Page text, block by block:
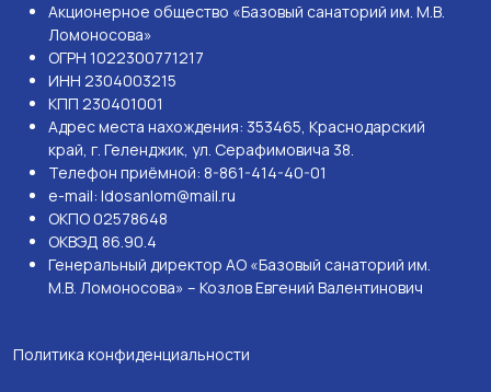
Акционерное общество «Базовый санаторий им. М.В.
Ломоносова»
ОГРН 1022300771217
ИНН 2304003215
КПП 230401001
Адрес места нахождения: 353465, Краснодарский
край, г. Геленджик, ул. Серафимовича 38.
Телефон приёмной: 8-861-414-40-01
e-mail: ldosanlom@mail.ru
ОКПО 02578648
ОКВЭД 86.90.4
Генеральный директор АО «Базовый санаторий им.
М.В. Ломоносова» – Козлов Евгений Валентинович
Политика конфиденциальности